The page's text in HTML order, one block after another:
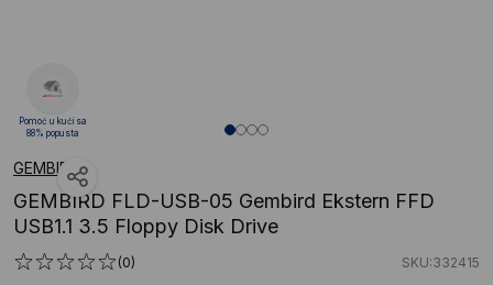
GEMBIRD
GEMBIRD FLD-USB-05 Gembird Ekstern FFD
USB1.1 3.5 Floppy Disk Drive
(0) SKU:332415
Pomoć u kući sa
88% popusta